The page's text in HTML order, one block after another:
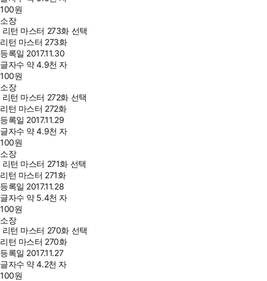
100원
소장
리턴 마스터 273화 선택
리턴 마스터 273화
등록일 2017.11.30
글자수 약 4.9천 자
100원
소장
리턴 마스터 272화 선택
리턴 마스터 272화
등록일 2017.11.29
글자수 약 4.9천 자
100원
소장
리턴 마스터 271화 선택
리턴 마스터 271화
등록일 2017.11.28
글자수 약 5.4천 자
100원
소장
리턴 마스터 270화 선택
리턴 마스터 270화
등록일 2017.11.27
글자수 약 4.2천 자
100원